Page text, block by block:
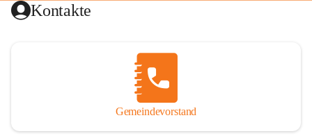
Kontakte
Gemeindevorstand